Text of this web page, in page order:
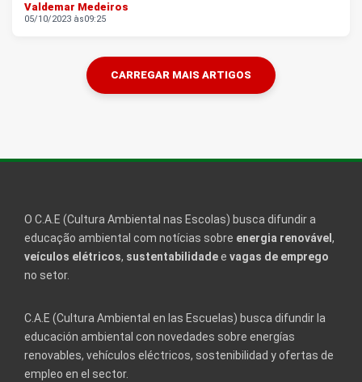
Valdemar Medeiros
05/10/2023 às09:25
CARREGAR MAIS ARTIGOS
O C.A.E (Cultura Ambiental nas Escolas) busca difundir a
educação ambiental com notícias sobre energia renovável ,
veículos elétricos, sustentabilidadee vagas de emprego
no setor.
C.A.E (Cultura Ambiental en las Escuelas) busca difundir la
educación ambiental con novedades sobre energías
renovables, vehículos eléctricos, sostenibilidad y ofertas de
empleo en el sector.